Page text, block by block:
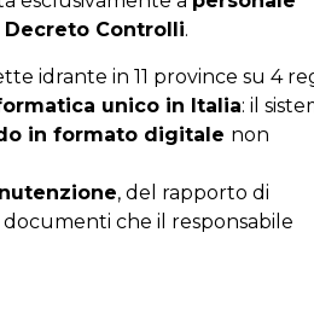
Decreto Controlli.
idrante in 11 province su 4
unico in Italia: il
in formato digitale non
, del rapporto di
documenti che il responsabile